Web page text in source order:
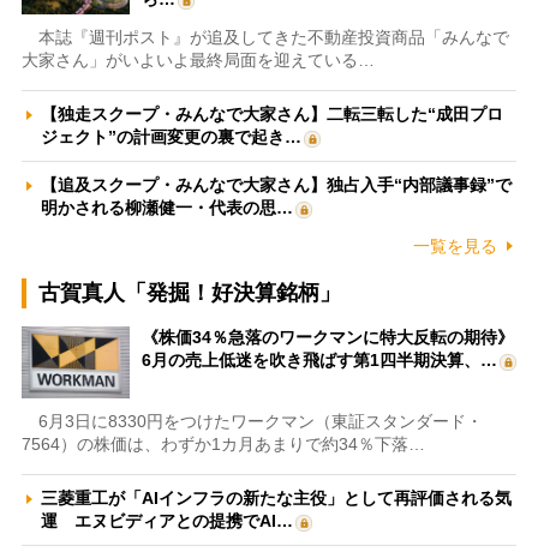
本誌『週刊ポスト』が追及してきた不動産投資商品「みんなで
大家さん」がいよいよ最終局面を迎えている…
【独走スクープ・みんなで大家さん】二転三転した“成田プロ
ジェクト”の計画変更の裏で起き…
【追及スクープ・みんなで大家さん】独占入手“内部議事録”で
明かされる柳瀬健一・代表の思…
一覧を見る
古賀真人「発掘！好決算銘柄」
《株価34％急落のワークマンに特大反転の期待》
6月の売上低迷を吹き飛ばす第1四半期決算、…
6月3日に8330円をつけたワークマン（東証スタンダード・
7564）の株価は、わずか1カ月あまりで約34％下落…
三菱重工が「AIインフラの新たな主役」として再評価される気
運 エヌビディアとの提携でAI…